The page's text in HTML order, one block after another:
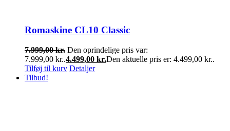
Romaskine CL10 Classic
7.999,00kr. Den oprindelige pris var:
7.999,00 kr..4.499,00 kr.Den aktuelle pris er: 4.499,00 kr..
Tilføj til kurv Detaljer
Tilbud!